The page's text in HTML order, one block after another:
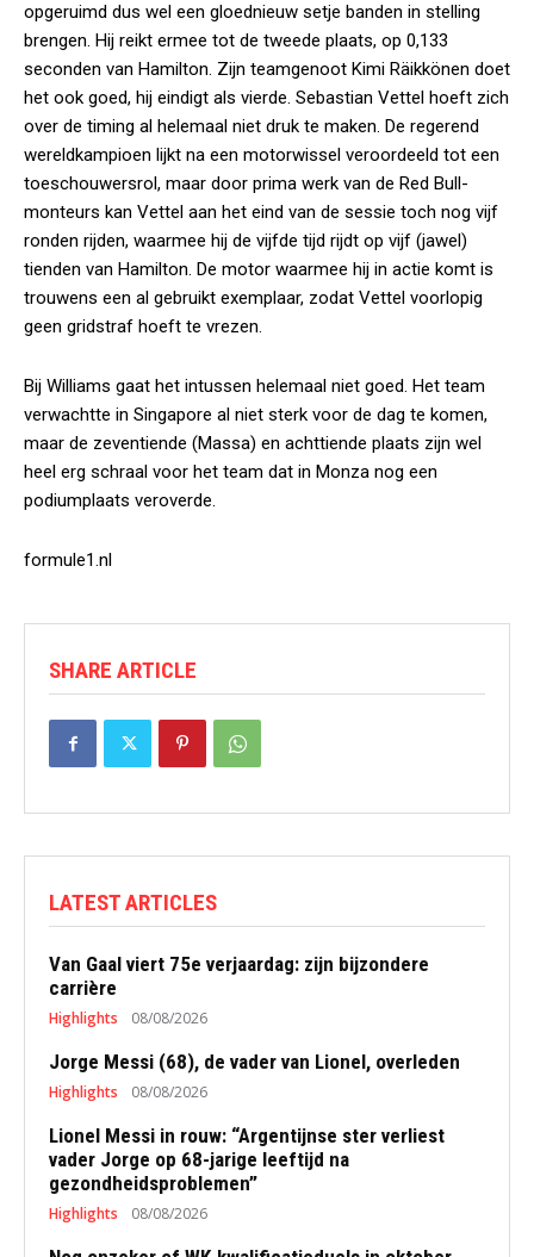
opgeruimd dus wel een gloednieuw setje banden in stelling
brengen. Hij reikt ermee tot de tweede plaats, op 0,133
seconden van Hamilton. Zijn teamgenoot Kimi Räikkönen doet
het ook goed, hij eindigt als vierde. Sebastian Vettel hoeft zich
over de timing al helemaal niet druk te maken. De regerend
wereldkampioen lijkt na een motorwissel veroordeeld tot een
toeschouwersrol, maar door prima werk van de Red Bull-
monteurs kan Vettel aan het eind van de sessie toch nog vijf
ronden rijden, waarmee hij de vijfde tijd rijdt op vijf (jawel)
tienden van Hamilton. De motor waarmee hij in actie komt is
trouwens een al gebruikt exemplaar, zodat Vettel voorlopig
geen gridstraf hoeft te vrezen.
Bij Williams gaat het intussen helemaal niet goed. Het team
verwachtte in Singapore al niet sterk voor de dag te komen,
maar de zeventiende (Massa) en achttiende plaats zijn wel
heel erg schraal voor het team dat in Monza nog een
podiumplaats veroverde.
formule1.nl
SHARE ARTICLE
LATEST ARTICLES
Van Gaal viert 75e verjaardag: zijn bijzondere
carrière
Highlights 08/08/2026
Jorge Messi (68), de vader van Lionel, overleden
Highlights 08/08/2026
Lionel Messi in rouw: “Argentijnse ster verliest
vader Jorge op 68-jarige leeftijd na
gezondheidsproblemen”
Highlights 08/08/2026